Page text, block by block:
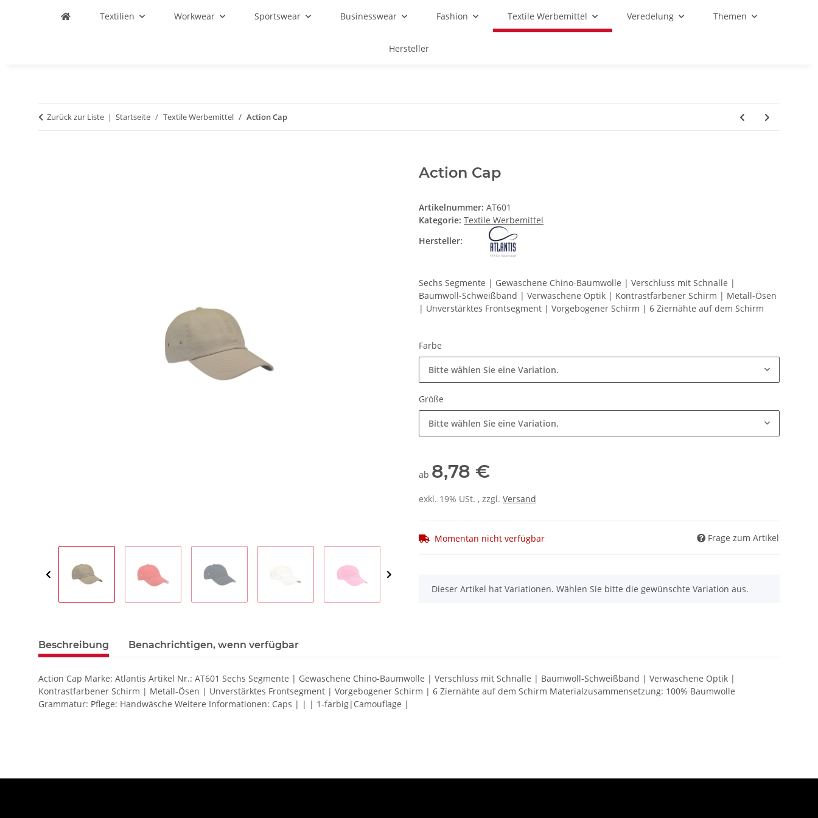
Textilien Workwear Sportswear Businesswear Fashion Textile Werbemittel Veredelung Themen
Hersteller
Zurück zur Liste Startseite Textile Werbemittel Action Cap
Action Cap
Artikelnummer: AT601
Kategorie: Textile Werbemittel
Hersteller:
Sechs Segmente | Gewaschene Chino-Baumwolle | Verschluss mit Schnalle |
Baumwoll-Schweißband | Verwaschene Optik | Kontrastfarbener Schirm | Metall-Ösen
| Unverstärktes Frontsegment | Vorgebogener Schirm | 6 Ziernähte auf dem Schirm
Farbe
Bitte wählen Sie eine Variation.
Größe
Bitte wählen Sie eine Variation.
ab 8,78 €
exkl. 19% USt. , zzgl. Versand
Momentan nicht verfügbar Frage zum Artikel
x
Dieser Artikel hat Variationen. Wählen Sie bitte die gewünschte Variation aus.
Beschreibung Benachrichtigen, wenn verfügbar
Action Cap Marke: Atlantis Artikel Nr.: AT601 Sechs Segmente | Gewaschene Chino-Baumwolle | Verschluss mit Schnalle | Baumwoll-Schweißband | Verwaschene Optik |
Kontrastfarbener Schirm | Metall-Ösen | Unverstärktes Frontsegment | Vorgebogener Schirm | 6 Ziernähte auf dem Schirm Materialzusammensetzung: 100% Baumwolle
Grammatur: Pflege: Handwäsche Weitere Informationen: Caps | | | 1-farbig|Camouflage |